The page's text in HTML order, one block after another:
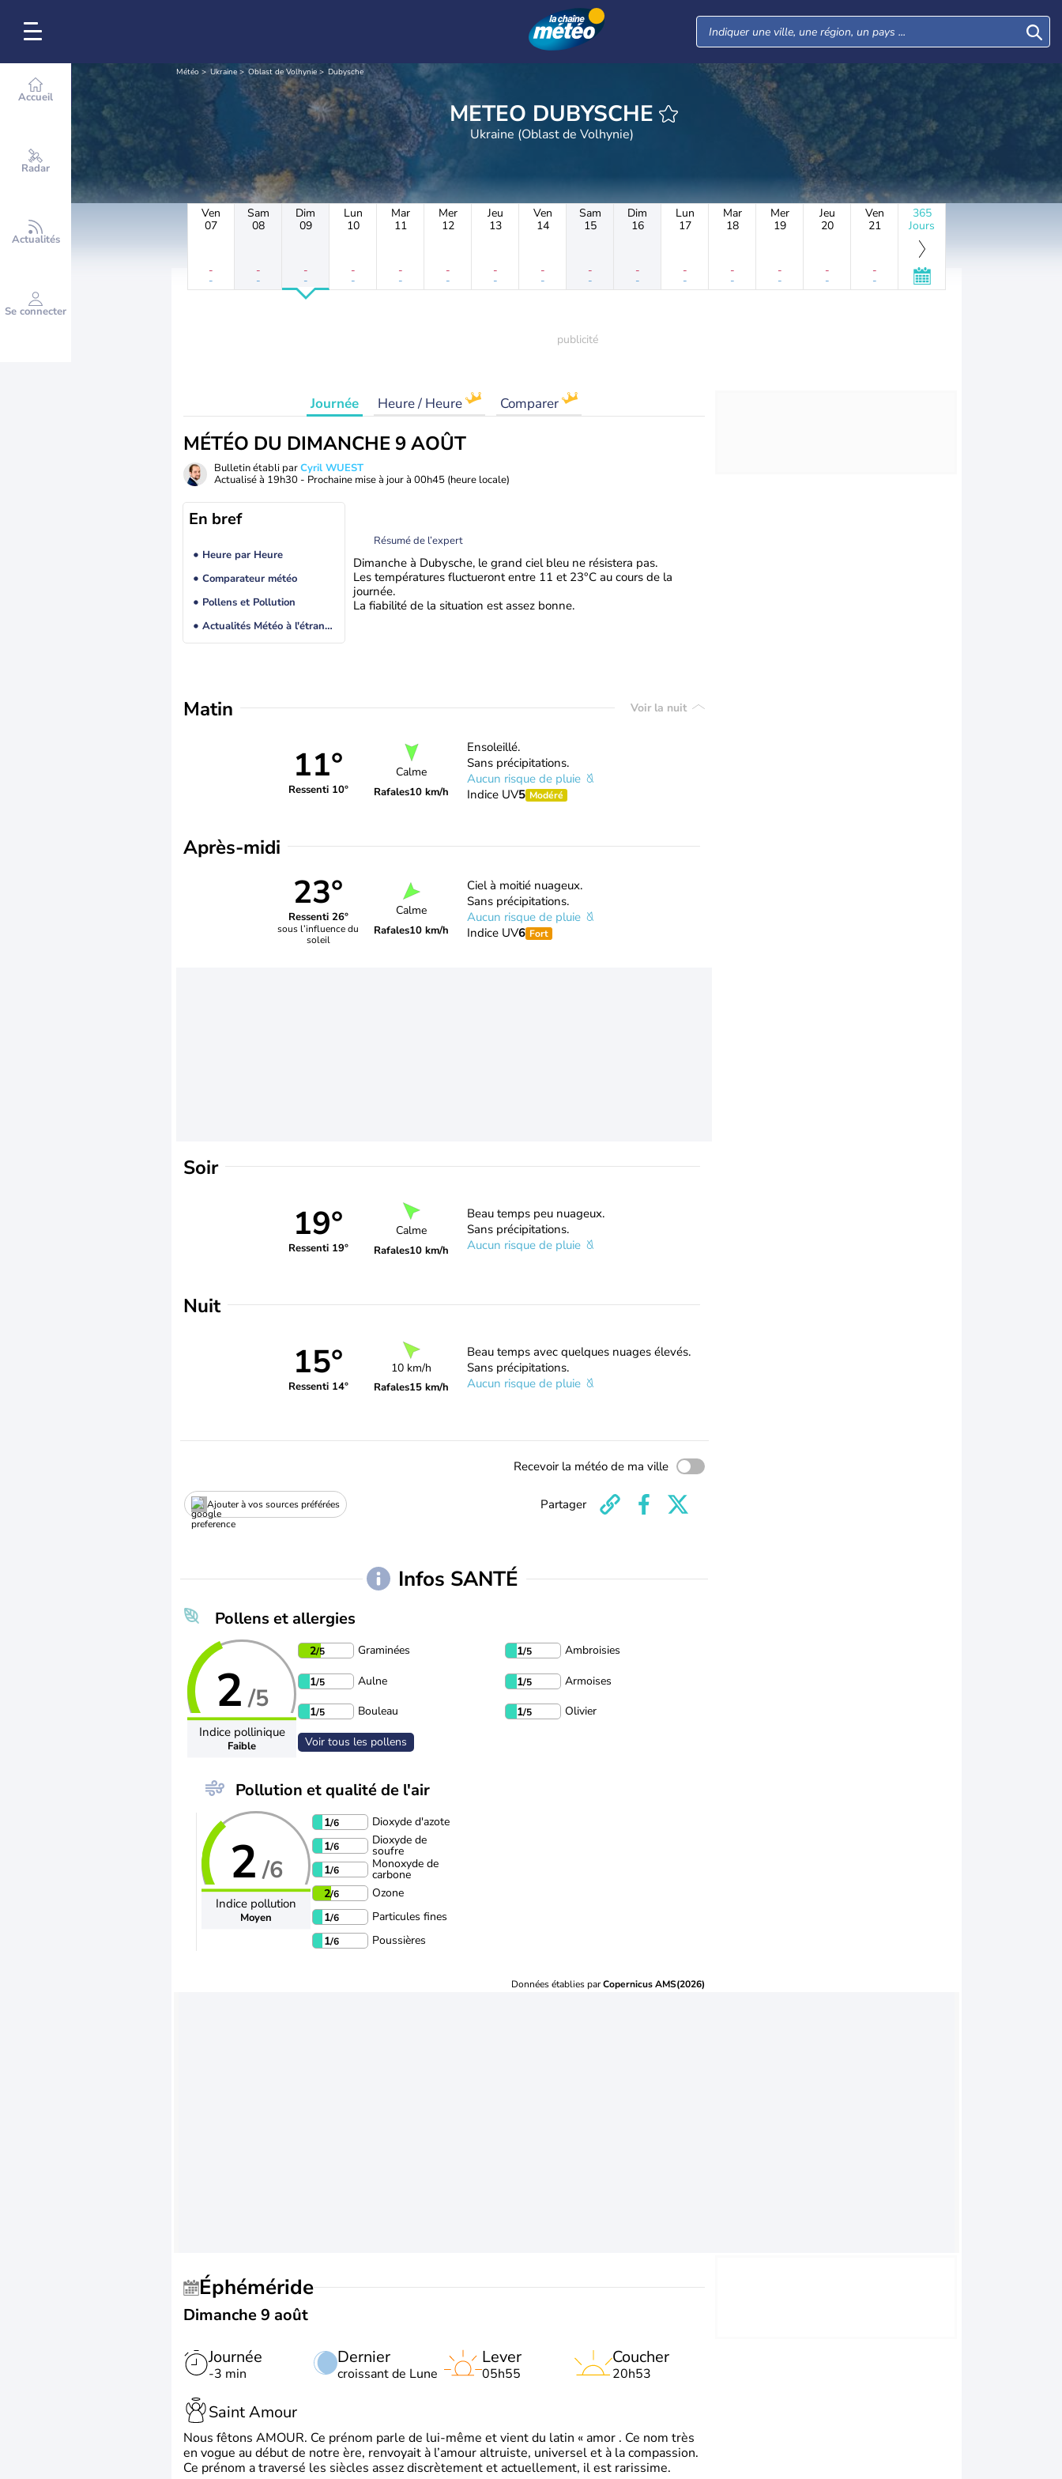
Accueil
Radar
Actualités
Se connecter
Météo Ukraine Oblast de Volhynie Dubysche
METEO DUBYSCHE
Ukraine (Oblast de Volhynie)
Ven
07
-
-
Sam
08
-
-
Dim
09
-
-
Lun
10
-
-
Mar
11
-
-
Mer
12
-
-
Jeu
13
-
-
Ven
14
-
-
Sam
15
-
-
Dim
16
-
-
Lun
17
-
-
Mar
18
-
-
Mer
19
-
-
Jeu
20
-
-
Ven
21
-
-
365
Jours
Journée Heure / Heure Comparer
MÉTÉO DU DIMANCHE 9 AOÛT
Bulletin établi parCyril WUEST
Actualisé à 19h30 - Prochaine mise à jour à 00h45 (heure locale)
En bref
Heure par Heure
Comparateur météo
Pollens et Pollution
Actualités Météo à l'étranger
Résumé de l’expert
Dimanche à Dubysche, le grand ciel bleu ne résistera pas.
Les températures fluctueront entre 11 et 23°C au cours de la
journée.
La fiabilité de la situation est assez bonne.
Matin Voir la nuit
11°
Ressenti 10°
Calme
Rafales10 km/h
Ensoleillé.
Sans précipitations.
Aucun risque de pluie
Indice UV5 Modéré
Après-midi
23°
Ressenti 26°
sous l’influence du
soleil
Calme
Rafales10 km/h
Ciel à moitié nuageux.
Sans précipitations.
Aucun risque de pluie
Indice UV6 Fort
Soir
19°
Ressenti 19°
Calme
Rafales10 km/h
Beau temps peu nuageux.
Sans précipitations.
Aucun risque de pluie
Nuit
15°
Ressenti 14°
10 km/h
Rafales15 km/h
Beau temps avec quelques nuages élevés.
Sans précipitations.
Aucun risque de pluie
Recevoir la météo de ma ville
Ajouter à vos sources préférées Partager
Infos SANTÉ
Pollens et allergies
2 /5
Indice pollinique
Faible
2/5 Graminées 1/5 Ambroisies
1/5 Aulne 1/5 Armoises
1/5 Bouleau 1/5 Olivier
Voir tous les pollens
Pollution et qualité de l'air
2 /6
Indice pollution
Moyen
1/6
Dioxyde d'azote
1/6 Dioxyde de
soufre
1/6 Monoxyde de
carbone
2/6
Ozone
1/6
Particules fines
1/6 Poussières
Données établies parCopernicus AMS(2026)
Éphéméride
Dimanche 9 août
Journée
-3 min
Dernier
croissant de Lune
Lever
05h55
Coucher
20h53
Saint Amour
Nous fêtons AMOUR. Ce prénom parle de lui-même et vient du latin « amor . Ce nom très
en vogue au début de notre ère, renvoyait à l’amour altruiste, universel et à la compassion.
Ce prénom a traversé les siècles assez discrètement et actuellement, il est rarissime.